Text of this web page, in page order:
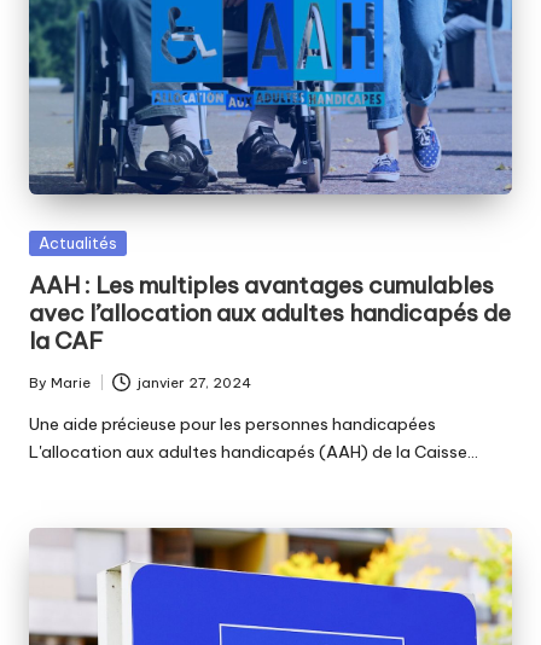
Posted
Actualités
AAH : Les multiples avantages cumulables
avec l’allocation aux adultes handicapés de
la CAF
Posted
by
By Marie janvier 27, 2024
Une aide précieuse pour les personnes handicapées
L'allocation aux adultes handicapés (AAH) de la Caisse…